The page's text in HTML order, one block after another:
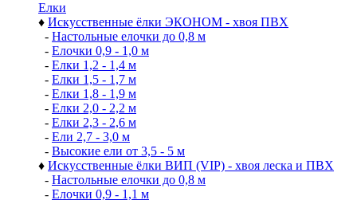
Елки
♦ Искусственные ёлки ЭКОНОМ - хвоя ПВХ
- Настольные елочки до 0,8 м
- Елочки 0,9 - 1,0 м
- Елки 1,2 - 1,4 м
- Елки 1,5 - 1,7 м
- Елки 1,8 - 1,9 м
- Елки 2,0 - 2,2 м
- Елки 2,3 - 2,6 м
- Ели 2,7 - 3,0 м
- Высокие ели от 3,5 - 5 м
♦ Искусственные ёлки ВИП (VIP) - хвоя леска и ПВХ
- Настольные елочки до 0,8 м
- Елочки 0,9 - 1,1 м